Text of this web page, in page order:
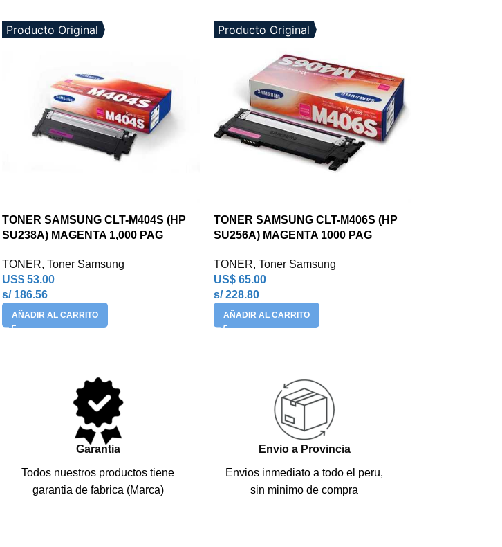
Producto Original
TONER SAMSUNG CLT-M404S (HP
SU238A) MAGENTA 1,000 PAG
TONER, Toner Samsung
US$ 53.00
s/ 186.56
AÑADIR AL CARRITO
Producto Original
TONER SAMSUNG CLT-M406S (HP
SU256A) MAGENTA 1000 PAG
TONER, Toner Samsung
US$65.00
s/ 228.80
AÑADIR AL CARRITO
Garantia
Todos nuestros productos tiene
garantia de fabrica (Marca)
Envio a Provincia
Envios inmediato a todo el peru,
sin minimo de compra